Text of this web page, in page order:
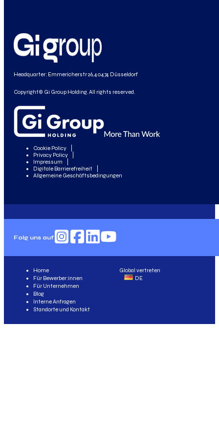
Headquarter: Emmericherstr 26, 40474 Düsseldorf
Copyright© Gi Group Holding. All rights reserved.
Cookie Policy
Privacy Policy
Impressum
Digitale Barrierefreiheit
Allgemeine Geschäftsbedingungen
Folg uns auf
Global vertreten
DE
Home
Für Bewerber:innen
Für Unternehmen
Blog
Interne Anfragen
Standorte und Kontakt